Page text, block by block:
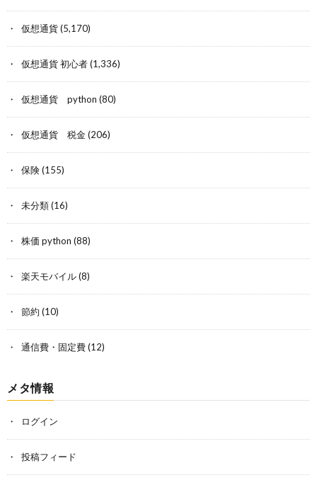
仮想通貨(5,170)
仮想通貨 初心者(1,336)
仮想通貨 python (80)
仮想通貨 税金(206)
保険(155)
未分類(16)
株価 python (88)
楽天モバイル(8)
節約 (10)
通信費・固定費(12)
メタ情報
ログイン
投稿フィード